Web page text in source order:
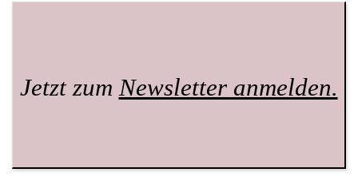
Jetzt zumNewsletter anmelden.